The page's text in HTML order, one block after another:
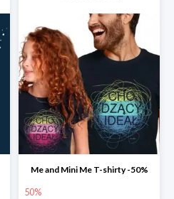
Me and Mini Me T-shirty -50%
50%